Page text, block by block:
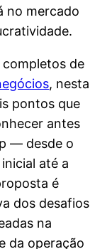
no mercado
completos de
, nesta
pontos que
antes
— desde o
até a
é
dos desafios
na
da operação